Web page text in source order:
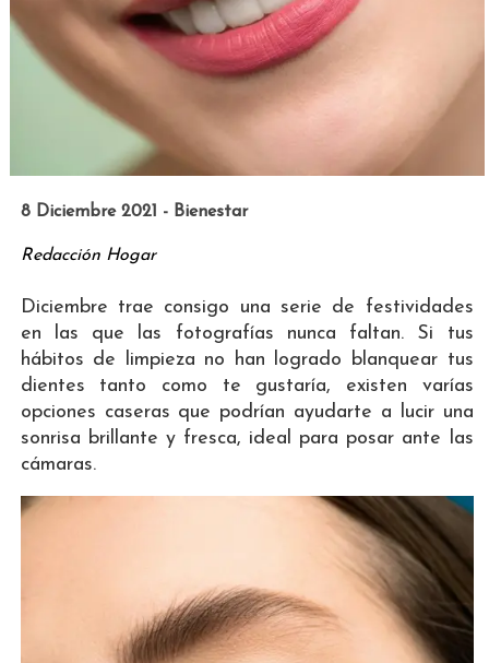
8 Diciembre 2021 - Bienestar
Redacción Hogar
Diciembre trae consigo una serie de festividades
en las que las fotografías nunca faltan. Si tus
hábitos de limpieza no han logrado blanquear tus
dientes tanto como te gustaría, existen varías
opciones caseras que podrían ayudarte a lucir una
sonrisa brillante y fresca, ideal para posar ante las
cámaras.